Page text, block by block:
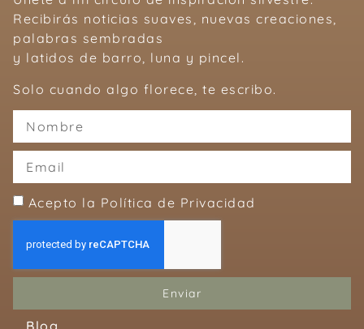
Recibirás noticias suaves, nuevas creaciones,
palabras sembradas
y latidos de barro, luna y pincel.
Solo cuando algo florece, te escribo.
Acepto la Política de Privacidad
Enviar